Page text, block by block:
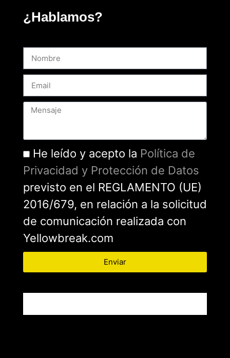
¿Hablamos?
He leído y acepto la Política de
Privacidad y Protección de Datos
previsto en el REGLAMENTO (UE)
2016/679, en relación a la solicitud
de comunicación realizada con
Yellowbreak.com
Enviar